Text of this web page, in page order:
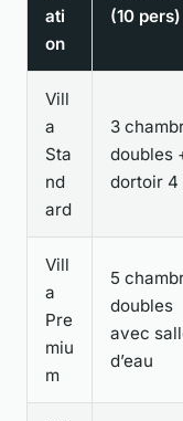
ati
on
(10 pers)
Vill
a
Sta
nd
ard
3
doubles
dortoir 4
Vill
a
Pre
miu
m
5
doubles
avec
d’eau